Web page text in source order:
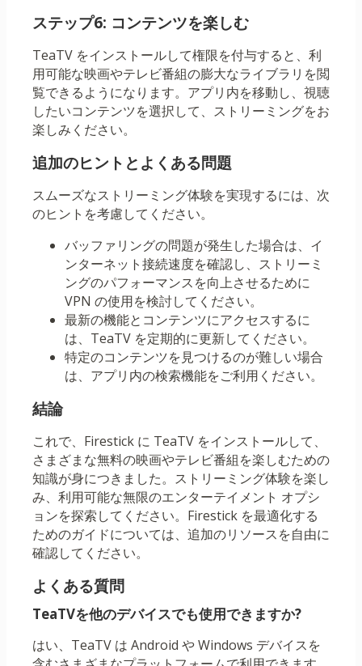
ステップ6: コンテンツを楽しむ
TeaTV をインストールして権限を付与すると、利
用可能な映画やテレビ番組の膨大なライブラリを閲
覧できるようになります。アプリ内を移動し、視聴
したいコンテンツを選択して、ストリーミングをお
楽しみください。
追加のヒントとよくある問題
スムーズなストリーミング体験を実現するには、次
のヒントを考慮してください。
バッファリングの問題が発生した場合は、イ
ンターネット接続速度を確認し、ストリーミ
ングのパフォーマンスを向上させるために
VPN の使用を検討してください。
最新の機能とコンテンツにアクセスするに
は、TeaTV を定期的に更新してください。
特定のコンテンツを見つけるのが難しい場合
は、アプリ内の検索機能をご利用ください。
結論
これで、Firestick に TeaTV をインストールして、
さまざまな無料の映画やテレビ番組を楽しむための
知識が身につきました。ストリーミング体験を楽し
み、利用可能な無限のエンターテイメント オプシ
ョンを探索してください。Firestick を最適化する
ためのガイドについては、追加のリソースを自由に
確認してください。
よくある質問
TeaTVを他のデバイスでも使用できますか?
はい、TeaTV は Android や Windows デバイスを